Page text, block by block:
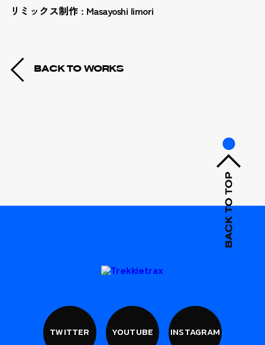
リミックス制作 : Masayoshi Iimori
BACK TO WORKS
TWITTER YOUTUBE INSTAGRAM